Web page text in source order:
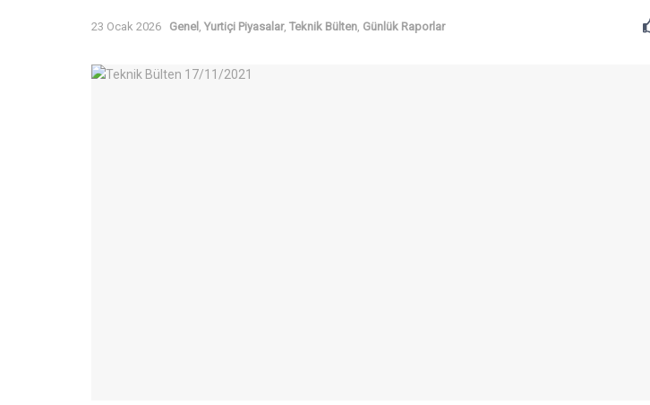
23 Ocak 2026 Genel Yurtiçi Piyasalar, Teknik Bülten Günlük Raporlar